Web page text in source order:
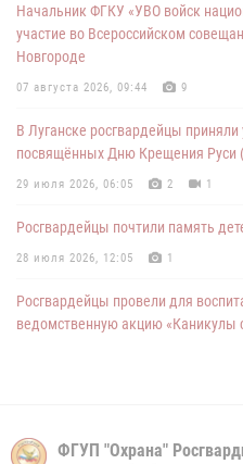
Потерявшегося мальчика нашли
08 июня 2026, 14:55
Безопасность Вашего имущества -
01 июня 2026, 09:16 1
Начальник ФГКУ «УВО войск
участие во Всероссийском
Новгороде
07 августа 2026, 09:44 9
В Луганске росгвардейцы приняли
посвящённых Дню Крещения Руси
29 июля 2026, 06:05 2 1
Росгвардейцы почтили память
28 июля 2026, 12:05 1
Росгвардейцы провели для
ведомственную акцию «Каникулы
ФГУП "Охрана"